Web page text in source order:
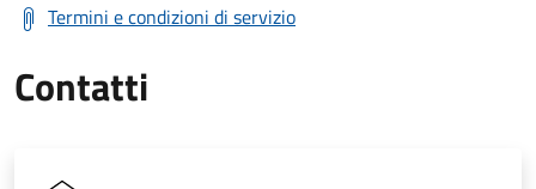
Termini e condizioni di servizio
Contatti